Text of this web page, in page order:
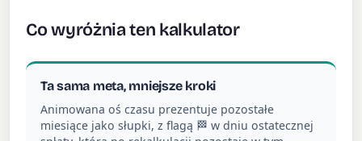
Co wyróżnia ten kalkulator
Ta sama meta, mniejsze kroki
Animowana oś czasu prezentuje pozostałe
miesiące jako słupki, z flagą 🏁 w dniu ostatecznej